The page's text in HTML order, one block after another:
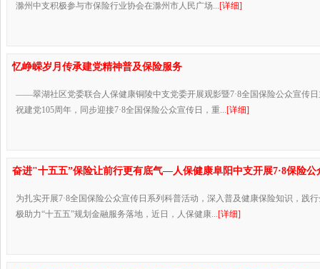
滁州中支积极参与市保险行业协会在滁州市人民广场...[详细]
忆峥嵘岁月传承建党精神普及保险服务
——翠湖社区党委联合人保健康铜陵中支党委开展观影暨7·8全国保险公众宣传
祝建党105周年，同步迎接7·8全国保险公众宣传日，重...[详细]
奋进"十五五”保险让前行更有底气—人保健康阜阳中支开展7·8保险
为扎实开展7·8全国保险公众宣传日系列科普活动，深入普及健康保险知识，践
极助力“十五五”规划金融服务落地，近日，人保健康...[详细]